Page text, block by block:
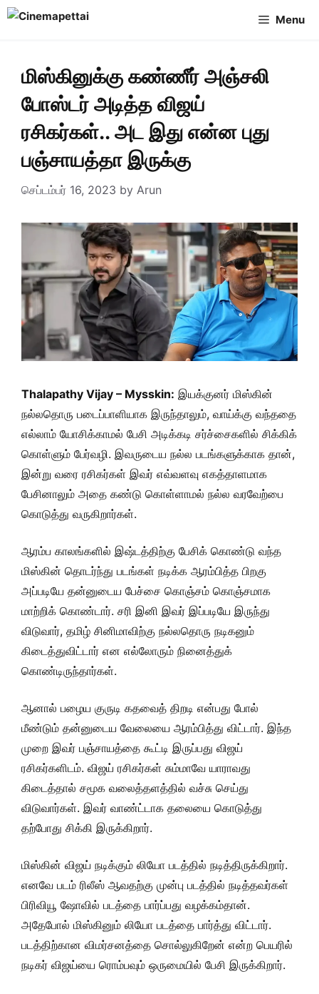
Skip
Menu
மிஸ்கினுக்கு கண்ணீர் அஞ்சலி
போஸ்டர் அடித்த விஜய்
ரசிகர்கள்.. அட இது என்ன புது
பஞ்சாயத்தா இருக்கு
செப்டம்பர் 16, 2023 by Arun
Thalapathy Vijay – Mysskin: இயக்குனர் மிஸ்கின்
நல்லதொரு படைப்பாளியாக இருந்தாலும், வாய்க்கு வந்ததை
எல்லாம் யோசிக்காமல் பேசி அடிக்கடி சர்ச்சைகளில் சிக்கிக்
கொள்ளும் பேர்வழி. இவருடைய நல்ல படங்களுக்காக தான்,
இன்று வரை ரசிகர்கள் இவர் எவ்வளவு எகத்தாளமாக
பேசினாலும் அதை கண்டு கொள்ளாமல் நல்ல வரவேற்பை
கொடுத்து வருகிறார்கள்.
ஆரம்ப காலங்களில் இஷ்டத்திற்கு பேசிக் கொண்டு வந்த
மிஸ்கின் தொடர்ந்து படங்கள் நடிக்க ஆரம்பித்த பிறகு
அப்படியே தன்னுடைய பேச்சை கொஞ்சம் கொஞ்சமாக
மாற்றிக் கொண்டார். சரி இனி இவர் இப்படியே இருந்து
விடுவார், தமிழ் சினிமாவிற்கு நல்லதொரு நடிகனும்
கிடைத்துவிட்டார் என எல்லோரும் நினைத்துக்
கொண்டிருந்தார்கள்.
ஆனால் பழைய குருடி கதவைத் திறடி என்பது போல்
மீண்டும் தன்னுடைய வேலையை ஆரம்பித்து விட்டார். இந்த
முறை இவர் பஞ்சாயத்தை கூட்டி இருப்பது விஜய்
ரசிகர்களிடம். விஜய் ரசிகர்கள் சும்மாவே யாராவது
கிடைத்தால் சமூக வலைத்தளத்தில் வச்சு செய்து
விடுவார்கள். இவர் வாண்ட்டாக தலையை கொடுத்து
தற்போது சிக்கி இருக்கிறார்.
மிஸ்கின் விஜய் நடிக்கும் லியோ படத்தில் நடித்திருக்கிறார்.
எனவே படம் ரிலீஸ் ஆவதற்கு முன்பு படத்தில் நடித்தவர்கள்
பிரிவியூ ஷோவில் படத்தை பார்ப்பது வழக்கம்தான்.
அதேபோல் மிஸ்கினும் லியோ படத்தை பார்த்து விட்டார்.
படத்திற்கான விமர்சனத்தை சொல்லுகிறேன் என்ற பெயரில்
நடிகர் விஜய்யை ரொம்பவும் ஒருமையில் பேசி இருக்கிறார்.